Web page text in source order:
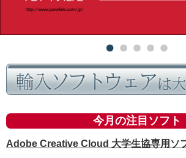
今月の注目ソフト
Adobe Creative Cloud 大学生協専用ソ